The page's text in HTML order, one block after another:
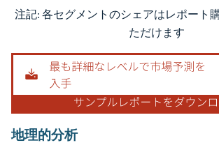
画像 © Mordor Intelligence。再利用にはCC BY 4.0の
注記: 各セグメントのシェアはレポート
ただけます
地理的分析